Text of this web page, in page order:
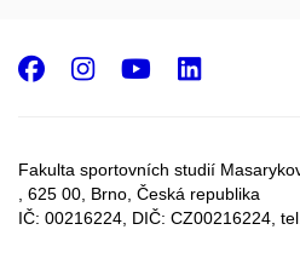
Fakulta sportovních studií
, 625 00, Brno, Česká republika
IČ: 00216224, DIČ: CZ00216224,
Facebook
Instagram
Youtube